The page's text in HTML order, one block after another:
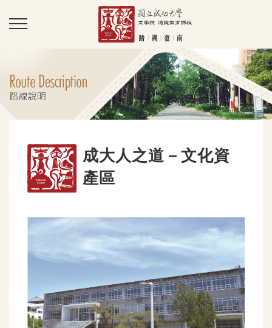
成大人之道－文化資
產區